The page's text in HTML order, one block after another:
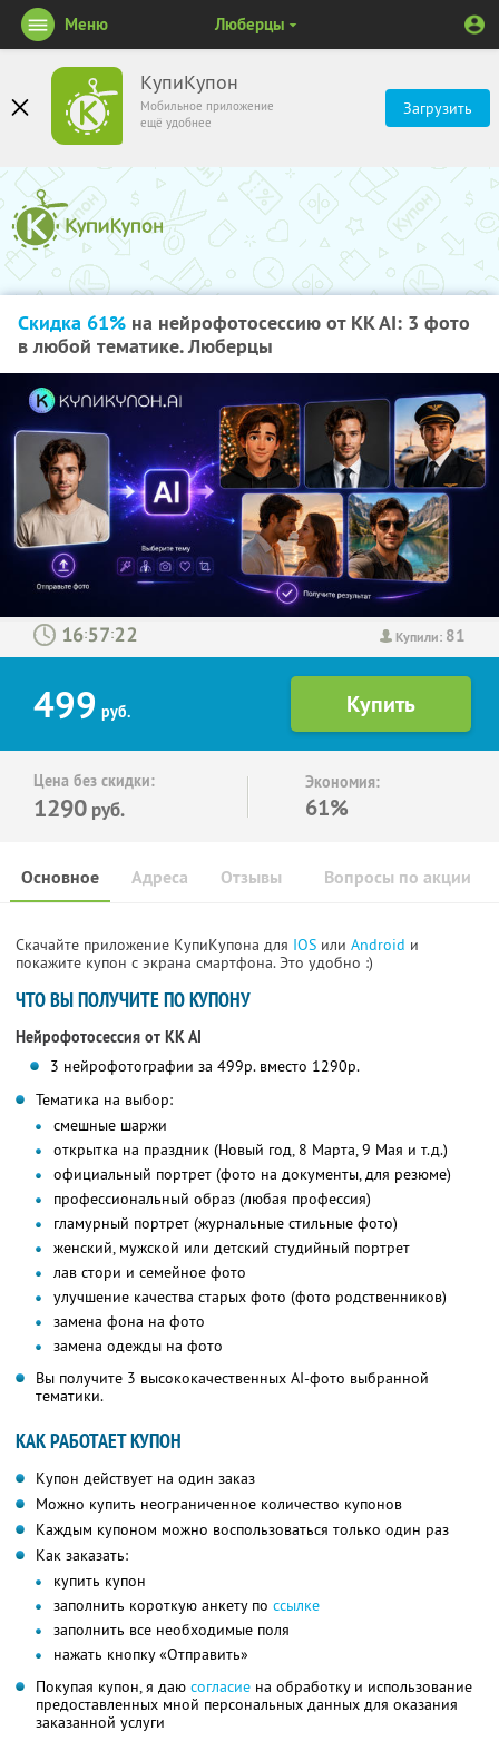
КупиКупон
Мобильное приложение
ещё удобнее
Загрузить
Меню Люберцы
Скидка 61% на нейрофотосессию от KK AI: 3 фото
в любой тематике. Люберцы
Купили: 81
: :
499 руб.
Цена без скидки:
1290 руб.
Экономия:
61%
Основное Отзывы Вопросы по акции
Адреса
Скачайте приложение КупиКупона для IOS или Android и
покажите купон с экрана смартфона. Это удобно :)
ЧТО ВЫ ПОЛУЧИТЕ ПО КУПОНУ
Нейрофотосессия от KK AI
3 нейрофотографии за 499р. вместо 1290р.
Тематика на выбор:
смешные шаржи
открытка на праздник (Новый год, 8 Марта, 9 Мая и т.д.)
официальный портрет (фото на документы, для резюме)
профессиональный образ (любая профессия)
гламурный портрет (журнальные стильные фото)
женский, мужской или детский студийный портрет
лав стори и семейное фото
улучшение качества старых фото (фото родственников)
замена фона на фото
замена одежды на фото
Вы получите 3 высококачественных AI-фото выбранной
тематики.
КАК РАБОТАЕТ КУПОН
Купон действует на один заказ
Можно купить неограниченное количество купонов
Каждым купоном можно воспользоваться только один раз
Как заказать:
купить купон
заполнить короткую анкету по ссылке
заполнить все необходимые поля
нажать кнопку «Отправить»
Покупая купон, я даю согласие на обработку и использование
предоставленных мной персональных данных для оказания
заказанной услуги